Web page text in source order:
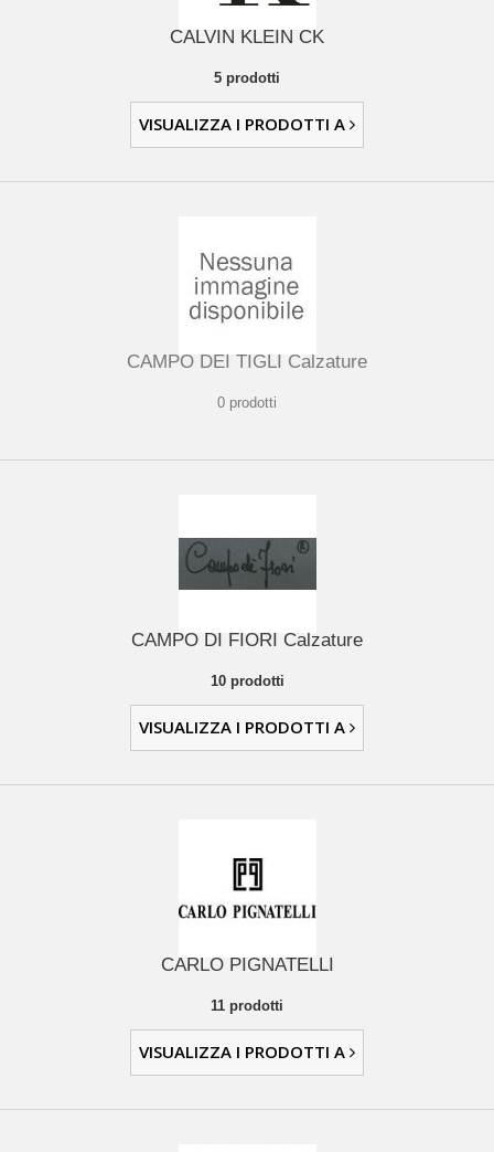
CALVIN KLEIN CK
5 prodotti
VISUALIZZA I PRODOTTI A
CAMPO DEI TIGLI Calzature
0 prodotti
CAMPO DI FIORI Calzature
10 prodotti
VISUALIZZA I PRODOTTI A
CARLO PIGNATELLI
11 prodotti
VISUALIZZA I PRODOTTI A